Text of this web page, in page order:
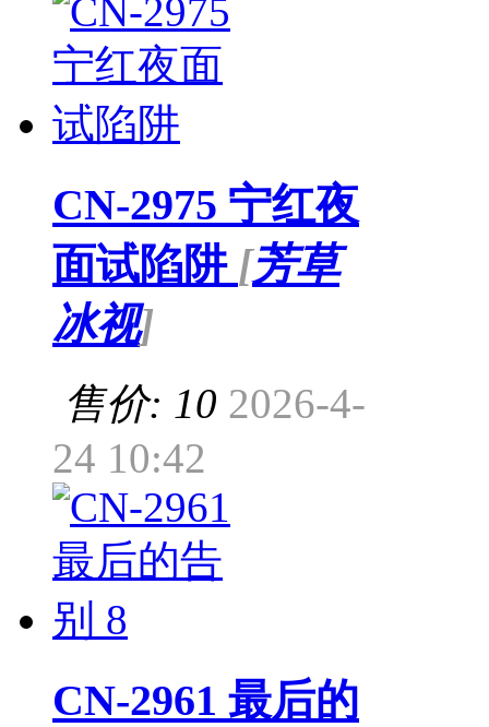
CN-2975 宁红夜
面试陷阱 [芳草
冰视]
售价: 10 2026-4-
24 10:42
CN-2961 最后的